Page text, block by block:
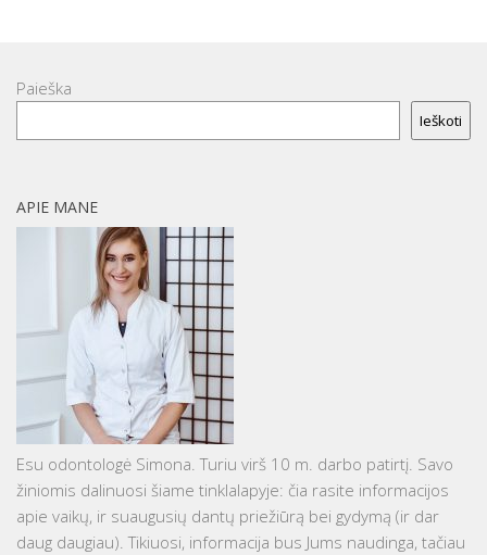
Paieška
Ieškoti
APIE MANE
Esu odontologė Simona. Turiu virš 10 m. darbo patirtį. Savo
žiniomis dalinuosi šiame tinklalapyje: čia rasite informacijos
apie vaikų, ir suaugusių dantų priežiūrą bei gydymą (ir dar
daug daugiau). Tikiuosi, informacija bus Jums naudinga, tačiau